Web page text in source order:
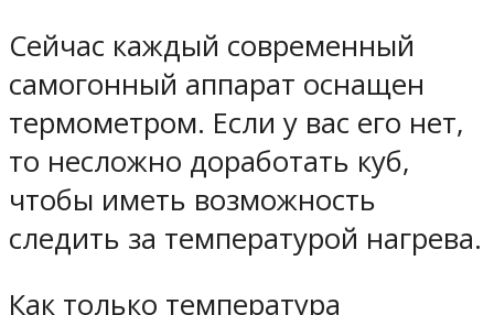
Сейчас каждый современный
самогонный аппарат оснащен
термометром. Если у вас его нет,
то несложно доработать куб,
чтобы иметь возможность
следить за температурой нагрева.
Как только температура